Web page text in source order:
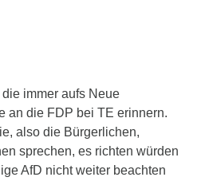
immer aufs Neue
an die FDP bei TE erinnern.
also die Bürgerlichen,
sprechen, es richten würden
AfD nicht weiter beachten